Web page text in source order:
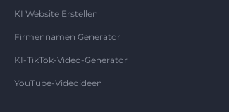
KI Website Erstellen
Firmennamen Generator
KI-TikTok-Video-Generator
YouTube-Videoideen